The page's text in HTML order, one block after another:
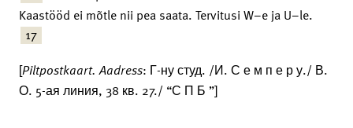
Kaastööd ei mõtle nii pea saata. Tervitusi W–e ja U–le.
17
[Piltpostkaart. Aadress: Г-ну студ. /И. С е м п е р у./ В.
О. 5-ая линия, 38 кв. 27./ “С П Б ”]